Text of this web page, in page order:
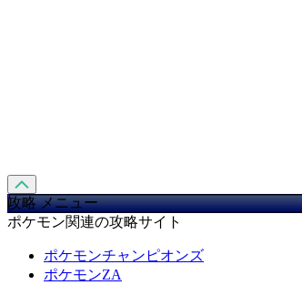
攻略 メニュー
ポケモン関連の攻略サイト
ポケモンチャンピオンズ
ポケモンZA